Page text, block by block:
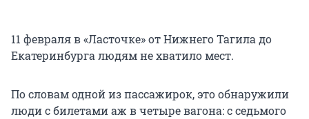
11 февраля в «Ласточке» от Нижнего Тагила до
Екатеринбурга людям не хватило мест.
По словам одной из пассажирок, это обнаружили
люди с билетами аж в четыре вагона: с седьмого